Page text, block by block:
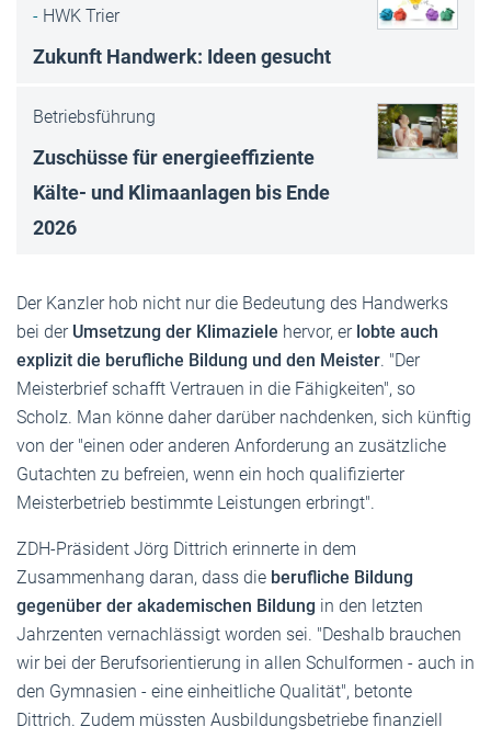
- HWK Trier
Zukunft Handwerk: Ideen gesucht
Betriebsführung
Zuschüsse für energieeffiziente
Kälte- und Klimaanlagen bis Ende
2026
Der Kanzler hob nicht nur die Bedeutung des Handwerks
bei der Umsetzung der Klimaziele hervor, er lobte auch
explizit die berufliche Bildung und den Meister. "Der
Meisterbrief schafft Vertrauen in die Fähigkeiten", so
Scholz. Man könne daher darüber nachdenken, sich künftig
von der "einen oder anderen Anforderung an zusätzliche
Gutachten zu befreien, wenn ein hoch qualifizierter
Meisterbetrieb bestimmte Leistungen erbringt".
ZDH-Präsident Jörg Dittrich erinnerte in dem
Zusammenhang daran, dass die berufliche Bildung
gegenüber der akademischen Bildung in den letzten
Jahrzenten vernachlässigt worden sei. "Deshalb brauchen
wir bei der Berufsorientierung in allen Schulformen - auch in
den Gymnasien - eine einheitliche Qualität", betonte
Dittrich. Zudem müssten Ausbildungsbetriebe finanziell